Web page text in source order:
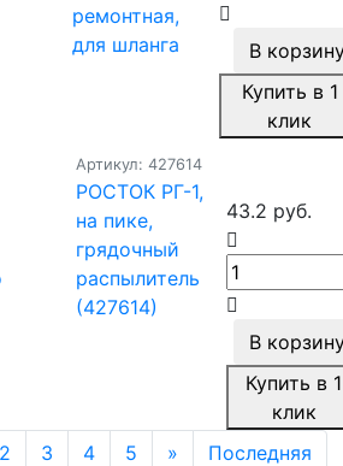
ремонтная,
для шланга
В
Купить в 1
клик
Артикул: 427614
РОСТОК РГ-1,
на пике,
грядочный
распылитель
(427614)
43.2 руб.
В
Купить в 1
клик
2 3 4 5 » Последняя